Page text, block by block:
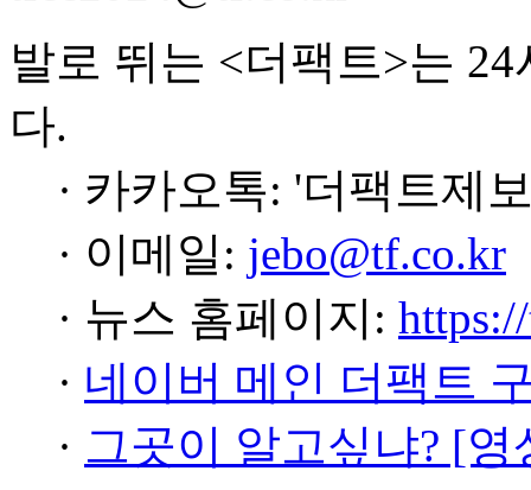
발로 뛰는 <더팩트>는
다.
· 카카오톡: '더팩트제
· 이메일: jebo@tf.co.kr
· 뉴스 홈페이지:
· 네이버 메인 더팩트
· 그곳이 알고싶냐? [